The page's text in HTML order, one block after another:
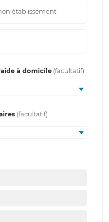
établissement
à domicile